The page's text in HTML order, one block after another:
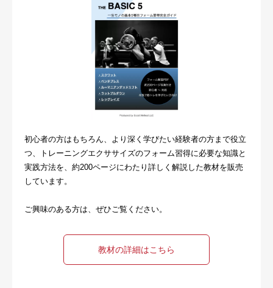
初心者の方はもちろん、より深く学びたい経験者の方まで役立
つ、トレーニングエクササイズのフォーム習得に必要な知識と
実践方法を、約200ページにわたり詳しく解説した教材を販売
しています。
ご興味のある方は、ぜひご覧ください。
教材の詳細はこちら